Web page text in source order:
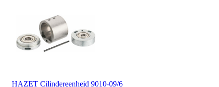
HAZET Cilindereenheid 9010-09/6